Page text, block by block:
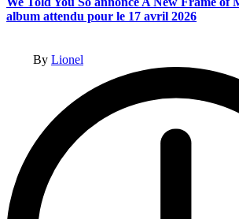
album attendu pour le 17 avril 2026
By Lionel